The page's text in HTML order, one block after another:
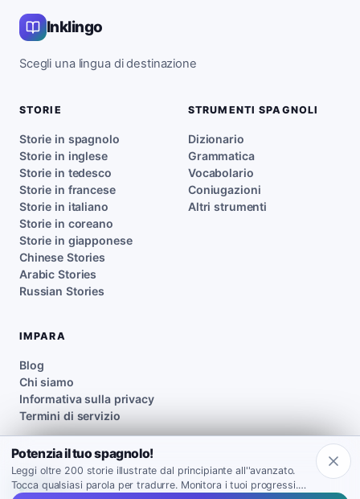
Potenzia il tuo spagnolo!
Leggi oltre 200 storie illustrate dal principiante all''avanzato.
Tocca qualsiasi parola per tradurre. Monitora i tuoi progressi.
Inklingo
Scegli una lingua di destinazione
STORIE
Storie in spagnolo
Storie in inglese
Storie in tedesco
Storie in francese
Storie in italiano
Storie in coreano
Storie in giapponese
Chinese Stories
Arabic Stories
Russian Stories
STRUMENTI SPAGNOLI
Dizionario
Grammatica
Vocabolario
Coniugazioni
Altri strumenti
IMPARA
Blog
Chi siamo
Informativa sulla privacy
Termini di servizio
Inklingo